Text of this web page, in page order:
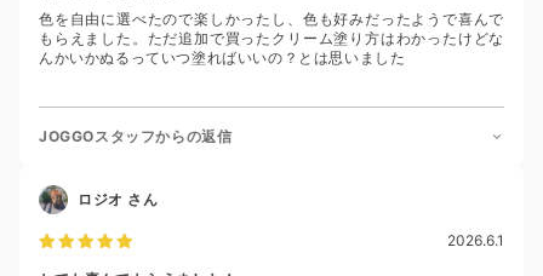
色を自由に選べたので楽しかったし、色も好みだったようで喜んで
もらえました。ただ追加で買ったクリーム塗り方はわかったけどな
んかいかぬるっていつ塗ればいいの？とは思いました
JOGGOスタッフからの返信
ロジオ さん
2026.6.1